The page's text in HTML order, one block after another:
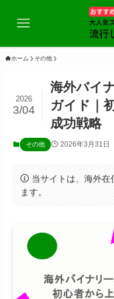
ホーム その他
海外バイ
ガイド｜
成功戦略
2026
3/04
その他 2026年3月31日
当サイトは、海外在
ます。